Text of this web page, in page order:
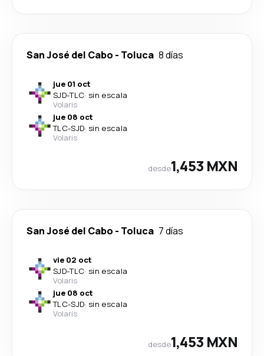
San José del Cabo - Toluca 8 días
jue 01 oct
SJD-TLC· sin escala
Volaris
jue 08 oct
TLC-SJD· sin escala
Volaris
desde1,453 MXN
San José del Cabo - Toluca 7 días
vie 02 oct
SJD-TLC· sin escala
Volaris
jue 08 oct
TLC-SJD· sin escala
Volaris
desde1,453 MXN